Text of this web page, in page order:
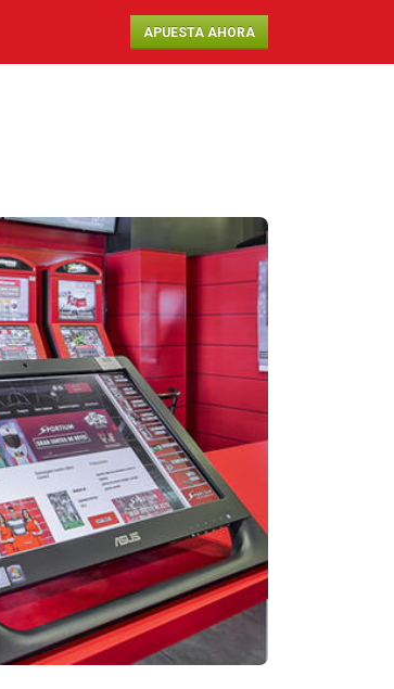
APUESTA AHORA